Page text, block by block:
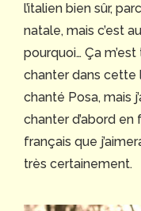
l’italien bien sûr,
natale, mais c’est
pourquoi… Ça
chanter dans cette
chanté Posa, mais
chanter d’abord
français que
très certainement.